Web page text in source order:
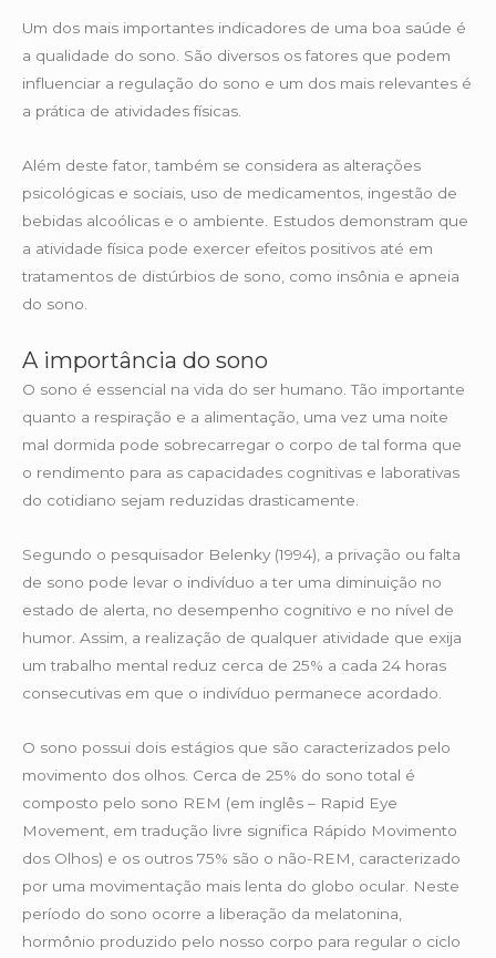
Um dos mais importantes indicadores de uma boa saúde é
a qualidade do sono. São diversos os fatores que podem
influenciar a regulação do sono e um dos mais relevantes é
a prática de atividades físicas.
Além deste fator, também se considera as alterações
psicológicas e sociais, uso de medicamentos, ingestão de
bebidas alcoólicas e o ambiente. Estudos demonstram que
a atividade física pode exercer efeitos positivos até em
tratamentos de distúrbios de sono, como insônia e apneia
do sono.
A importância do sono
O sono é essencial na vida do ser humano. Tão importante
quanto a respiração e a alimentação, uma vez uma noite
mal dormida pode sobrecarregar o corpo de tal forma que
o rendimento para as capacidades cognitivas e laborativas
do cotidiano sejam reduzidas drasticamente.
Segundo o pesquisador Belenky (1994), a privação ou falta
de sono pode levar o indivíduo a ter uma diminuição no
estado de alerta, no desempenho cognitivo e no nível de
humor. Assim, a realização de qualquer atividade que exija
um trabalho mental reduz cerca de 25% a cada 24 horas
consecutivas em que o indivíduo permanece acordado.
O sono possui dois estágios que são caracterizados pelo
movimento dos olhos. Cerca de 25% do sono total é
composto pelo sono REM (em inglês – Rapid Eye
Movement, em tradução livre significa Rápido Movimento
dos Olhos) e os outros 75% são o não-REM, caracterizado
por uma movimentação mais lenta do globo ocular. Neste
período do sono ocorre a liberação da melatonina,
hormônio produzido pelo nosso corpo para regular o ciclo